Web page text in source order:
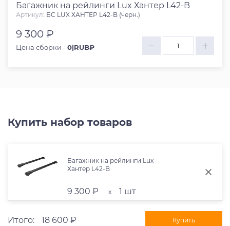
Багажник на рейлинги Lux Хантер L42-B
Артикул: БС LUX ХАНТЕР L42-B (черн.)
9 300 ₽
Цена сборки -0|RUB₽
Купить набор товаров
Багажник на рейлинги Lux
Хантер L42-B
9 300 ₽ x 1 шт
Итого: 18 600 ₽ Купить